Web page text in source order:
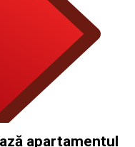
apartamentul